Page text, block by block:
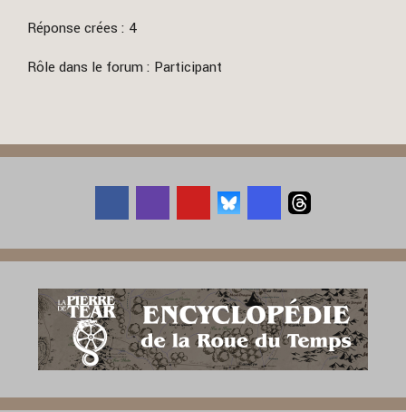
Réponse crées : 4
Rôle dans le forum : Participant